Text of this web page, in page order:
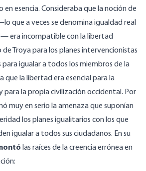
en esencia. Consideraba que la noción de
que a veces se denomina igualdad real
era incompatible con la libertad
Troya para los planes intervencionistas
igualar a todos los miembros de la
que la libertad era esencial para la
para la propia civilización occidental. Por
muy en serio la amenaza que suponían
los planes igualitarios con los que
igualar a todos sus ciudadanos. En su
las raíces de la creencia errónea en